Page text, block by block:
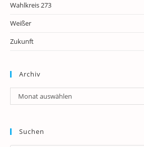
Wahlkreis 273
Weißer
Zukunft
Archiv
Archiv
Monat auswählen
Suchen